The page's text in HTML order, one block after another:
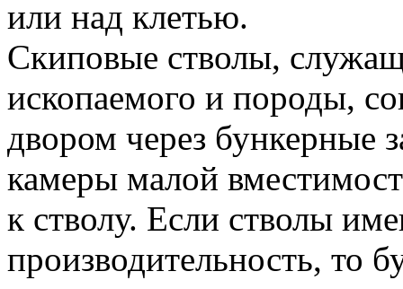
или над клетью.
Скиповые стволы,
ископаемого и породы,
двором через бункерные
камеры малой
к стволу. Если стволы
производительность, то